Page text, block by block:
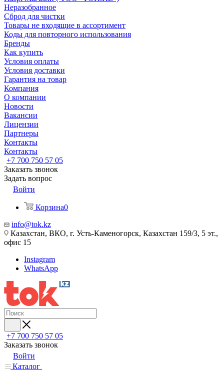
Неразобранное
Сброд для чистки
Товары не входящие в ассортимент
Коды для повторного использования
Бренды
Как купить
Условия оплаты
Условия доставки
Гарантия на товар
Компания
О компании
Новости
Вакансии
Лицензии
Партнеры
Контакты
Контакты
+7 700 750 57 05
Заказать звонок
Задать вопрос
Войти
Корзина0
info@tok.kz
Казахстан, ВКО, г. Усть-Каменогорск, Казахстан 159/3, 5 эт.,
офис 15
Instagram
WhatsApp
+7 700 750 57 05
Заказать звонок
Войти
Каталог